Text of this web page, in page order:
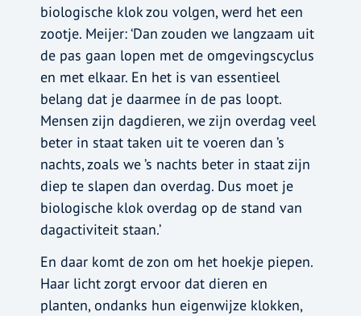
biologische klok zou volgen, werd het een
zootje. Meijer: ‘Dan zouden we langzaam uit
de pas gaan lopen met de omgevingscyclus
en met elkaar. En het is van essentieel
belang dat je daarmee ín de pas loopt.
Mensen zijn dagdieren, we zijn overdag veel
beter in staat taken uit te voeren dan ’s
nachts, zoals we ’s nachts beter in staat zijn
diep te slapen dan overdag. Dus moet je
biologische klok overdag op de stand van
dagactiviteit staan.’
En daar komt de zon om het hoekje piepen.
Haar licht zorgt ervoor dat dieren en
planten, ondanks hun eigenwijze klokken,